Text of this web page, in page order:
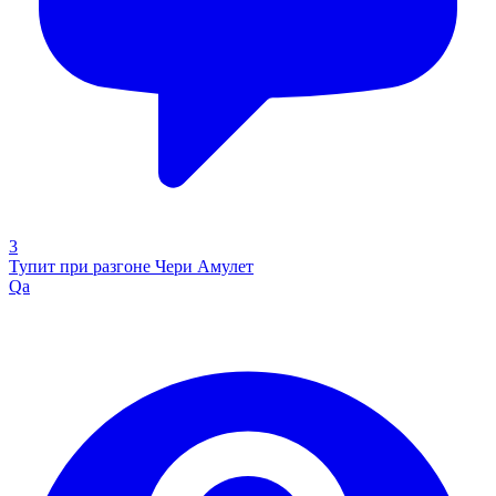
3
Тупит при разгоне Чери Амулет
Qa